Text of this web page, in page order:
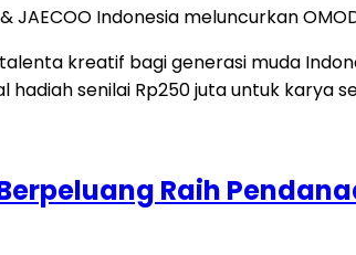
Indonesia meluncurkan
Raih